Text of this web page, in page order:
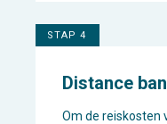
STAP 4
Distance
Om de reiskosten